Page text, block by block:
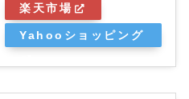
楽天市場
Yahooショッピング